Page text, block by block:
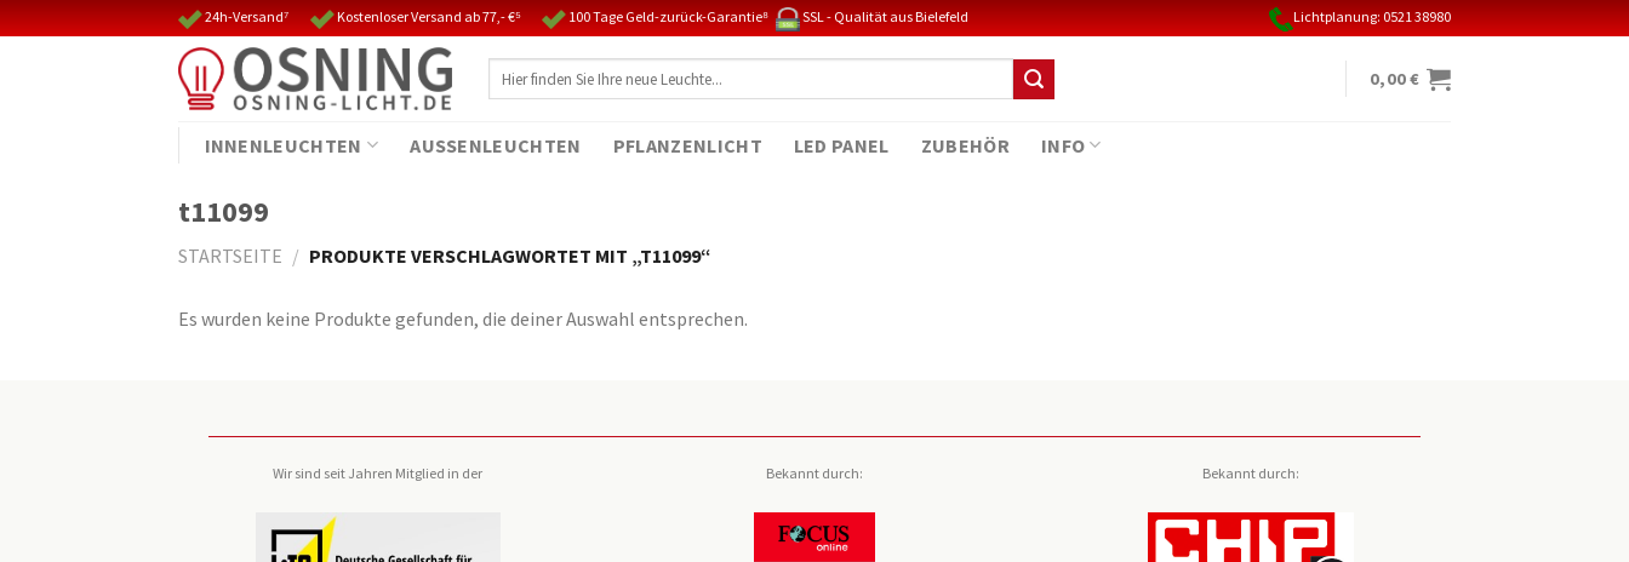
Skip
to
24h-Versand⁷ Kostenloser Versand ab 77,- €⁵ 100 Tage Geld-zurück-Garantie⁸ SSL - Qualität aus Bielefeld Lichtplanung: 0521 38980
Suche
0,00€
INNENLEUCHTEN AUSSENLEUCHTEN PFLANZENLICHT LED PANEL ZUBEHÖR INFO
t11099
STARTSEITE / PRODUKTE VERSCHLAGWORTET MIT „T11099“
Es wurden keine Produkte gefunden, die deiner Auswahl entsprechen.
Wir sind seit Jahren Mitglied in der Bekannt durch: Bekannt durch: